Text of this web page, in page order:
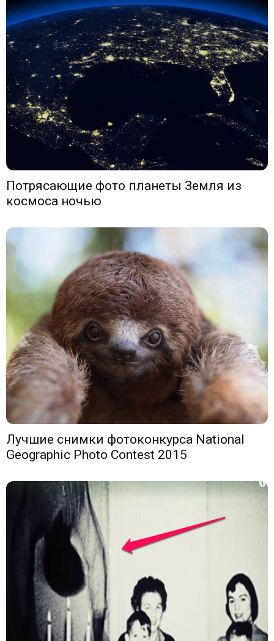
Потрясающие фото планеты Земля из
космоса ночью
Лучшие снимки фотоконкурса National
Geographic Photo Contest 2015